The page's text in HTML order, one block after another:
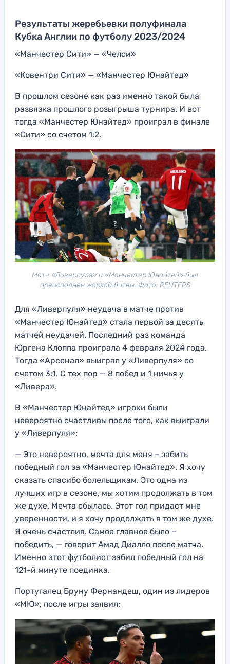
Результаты жеребьевки полуфинала
Кубка Англии по футболу 2023/2024
«Манчестер Сити» — «Челси»
«Ковентри Сити» — «Манчестер Юнайтед»
В прошлом сезоне как раз именно такой была
развязка прошлого розыгрыша турнира. И вот
тогда «Манчестер Юнайтед» проиграл в финале
«Сити» со счетом 1:2.
Матч «Ливерпуля» и «Манчестер Юнайтед» был
преисполнен жаркой битвы. Фото: REUTERS
Для «Ливерпуля» неудача в матче против
«Манчестер Юнайтед» стала первой за десять
матчей неудачей. Последний раз команда
Юргена Клоппа проиграла 4 февраля 2024 года.
Тогда «Арсенал» выиграл у «Ливерпуля» со
счетом 3:1. С тех пор — 8 побед и 1 ничья у
«Ливера».
В «Манчестер Юнайтед» игроки были
невероятно счастливы после того, как выиграли
у «Ливерпуля»:
— Это невероятно, мечта для меня – забить
победный гол за «Манчестер Юнайтед». Я хочу
сказать спасибо болельщикам. Это одна из
лучших игр в сезоне, мы хотим продолжать в том
же духе. Мечта сбылась. Этот гол придаст мне
уверенности, и я хочу продолжать в том же духе.
Я очень счастлив. Самое главное было –
победить, — говорит Амад Диалло после матча.
Именно этот футболист забил победный гол на
121-й минуте поединка.
Португалец Бруну Фернандеш, один из лидеров
«МЮ», после игры заявил: